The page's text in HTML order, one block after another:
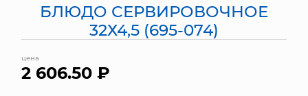
ЯЩИКИ
СУНДУКИ
ИСКУССТВЕННЫЕ ЦВЕТЫ
БЛЮДО СЕРВИРОВОЧНОЕ
32Х4,5 (695-074)
цена
2 606.50 ₽